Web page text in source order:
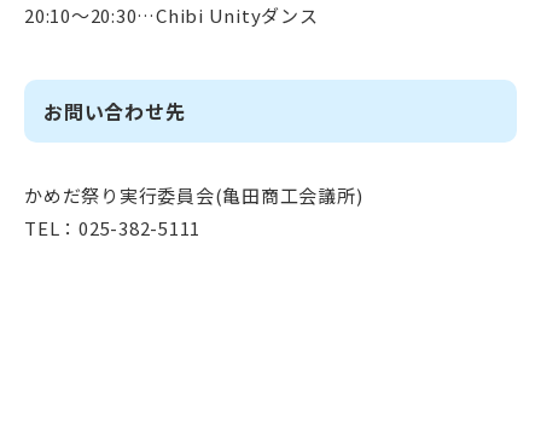
20:10～20:30…Chibi Unityダンス
お問い合わせ先
かめだ祭り実行委員会(亀田商工会議所)
TEL：025-382-5111